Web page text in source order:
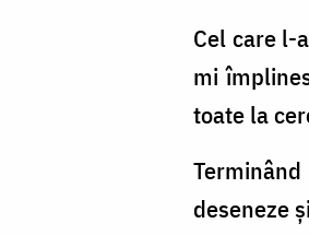
Cel care l-
mi
toate la
deseneze